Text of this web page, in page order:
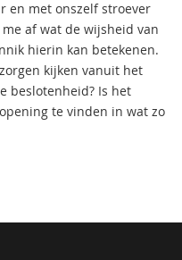
en met onszelf stroever
af wat de wijsheid van
hierin kan betekenen.
kijken vanuit het
beslotenheid? Is het
te vinden in wat zo